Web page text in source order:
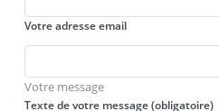
Votre adresse email
Votre message
Texte de votre message (obligatoire)